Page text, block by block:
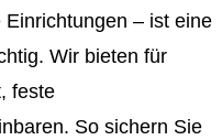
– ist eine
Wir bieten für
feste
So sichern Sie